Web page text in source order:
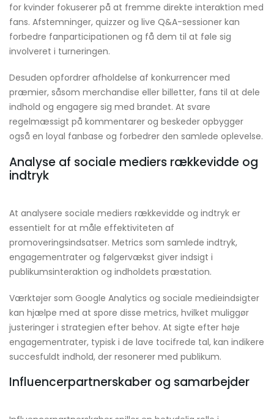
for kvinder fokuserer på at fremme direkte interaktion med
fans. Afstemninger, quizzer og live Q&A-sessioner kan
forbedre fanparticipationen og få dem til at føle sig
involveret i turneringen.
Desuden opfordrer afholdelse af konkurrencer med
præmier, såsom merchandise eller billetter, fans til at dele
indhold og engagere sig med brandet. At svare
regelmæssigt på kommentarer og beskeder opbygger
også en loyal fanbase og forbedrer den samlede oplevelse.
Analyse af sociale mediers rækkevidde og
indtryk
At analysere sociale mediers rækkevidde og indtryk er
essentielt for at måle effektiviteten af
promoveringsindsatser. Metrics som samlede indtryk,
engagementrater og følgervækst giver indsigt i
publikumsinteraktion og indholdets præstation.
Værktøjer som Google Analytics og sociale medieindsigter
kan hjælpe med at spore disse metrics, hvilket muliggør
justeringer i strategien efter behov. At sigte efter høje
engagementrater, typisk i de lave tocifrede tal, kan indikere
succesfuldt indhold, der resonerer med publikum.
Influencerpartnerskaber og samarbejder